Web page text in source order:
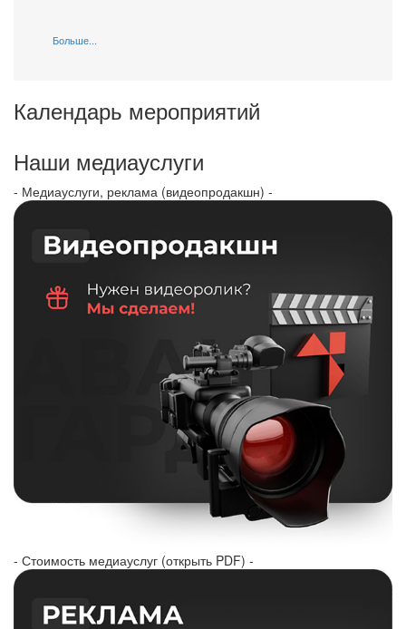
Больше...
Календарь мероприятий
Наши медиауслуги
- Медиауслуги, реклама (видеопродакшн) -
- Стоимость медиауслуг (открыть PDF) -